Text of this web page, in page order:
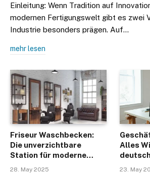
Einleitung: Wenn Tradition auf
modernen Fertigungswelt gibt es zwei
Industrie besonders prägen. Auf…
mehr lesen
Friseur Waschbecken:
Die unverzichtbare
Station für moderne
28. May 2025
Alles
23. May